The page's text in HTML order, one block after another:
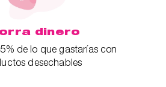
dinero
de lo que gastarías con
desechables